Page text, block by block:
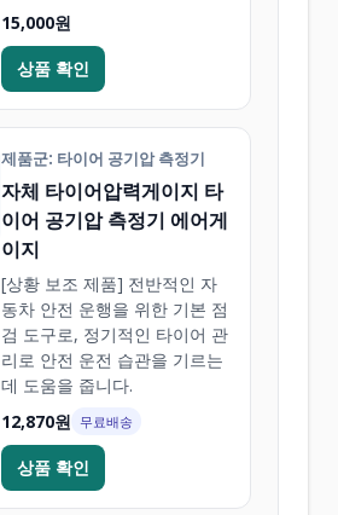
15,000원
상품 확인
제품군: 타이어 공기압 측정기
자체 타이어압력게이지 타
이어 공기압 측정기 에어게
이지
[상황 보조 제품] 전반적인 자
동차 안전 운행을 위한 기본 점
검 도구로, 정기적인 타이어 관
리로 안전 운전 습관을 기르는
데 도움을 줍니다.
12,870원 무료배송
상품 확인